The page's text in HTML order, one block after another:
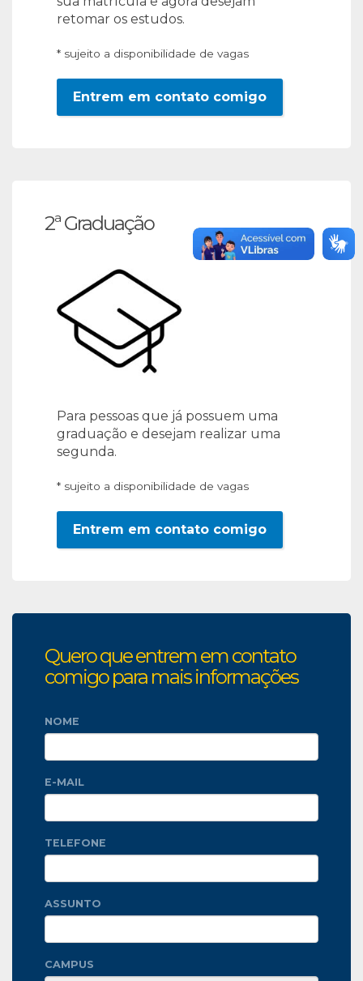
retomar os estudos.
* sujeito a disponibilidade de vagas
Entrem em contato comigo
2ª Graduação
Para pessoas que já possuem uma
graduação e desejam realizar uma
segunda.
* sujeito a disponibilidade de vagas
Entrem em contato comigo
Quero que entrem em contato
comigo para mais informações
NOME
E-MAIL
TELEFONE
ASSUNTO
CAMPUS